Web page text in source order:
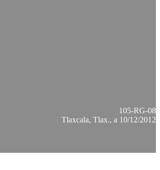
105-RG-08
Tlaxcala, Tlax., a 10/12/2012